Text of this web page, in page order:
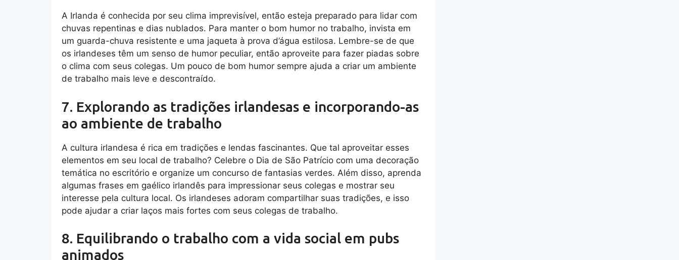
A Irlanda é conhecida por seu clima imprevisível, então esteja preparado para lidar com
chuvas repentinas e dias nublados. Para manter o bom humor no trabalho, invista em
um guarda-chuva resistente e uma jaqueta à prova d’água estilosa. Lembre-se de que
os irlandeses têm um senso de humor peculiar, então aproveite para fazer piadas sobre
o clima com seus colegas. Um pouco de bom humor sempre ajuda a criar um ambiente
de trabalho mais leve e descontraído.
7. Explorando as tradições irlandesas e incorporando-as
ao ambiente de trabalho
A cultura irlandesa é rica em tradições e lendas fascinantes. Que tal aproveitar esses
elementos em seu local de trabalho? Celebre o Dia de São Patrício com uma decoração
temática no escritório e organize um concurso de fantasias verdes. Além disso, aprenda
algumas frases em gaélico irlandês para impressionar seus colegas e mostrar seu
interesse pela cultura local. Os irlandeses adoram compartilhar suas tradições, e isso
pode ajudar a criar laços mais fortes com seus colegas de trabalho.
8. Equilibrando o trabalho com a vida social em pubs
animados